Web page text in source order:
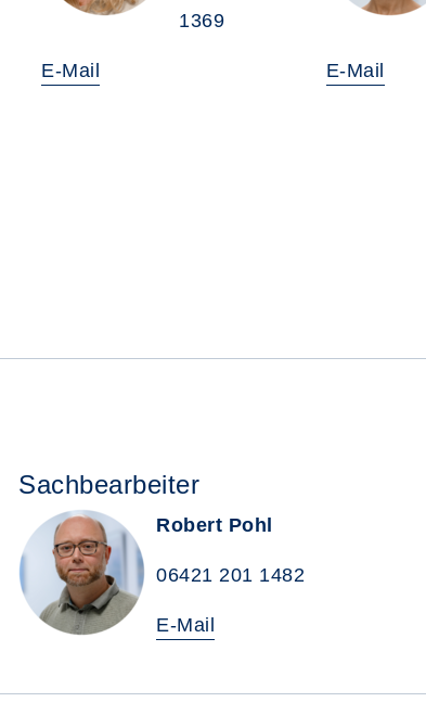
1369
E-Mail E-Mail
Sachbearbeiter
Robert Pohl
06421 201 1482
E-Mail